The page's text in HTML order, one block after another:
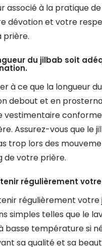
associé à la pratique
dévotion et votre
prière.
du jilbab soit
à ce que la longueur
debout et en
vestimentaire
Assurez-vous que le
trop lors des
de votre prière.
régulièrement
régulièrement
simples telles que le
basse température si
sa qualité et sa